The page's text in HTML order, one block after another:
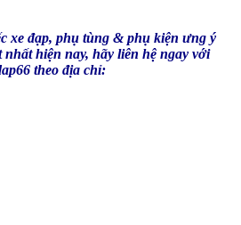
xe đạp, phụ tùng & phụ kiện ưng ý
hiện nay, hãy liên hệ ngay với
theo địa chỉ: